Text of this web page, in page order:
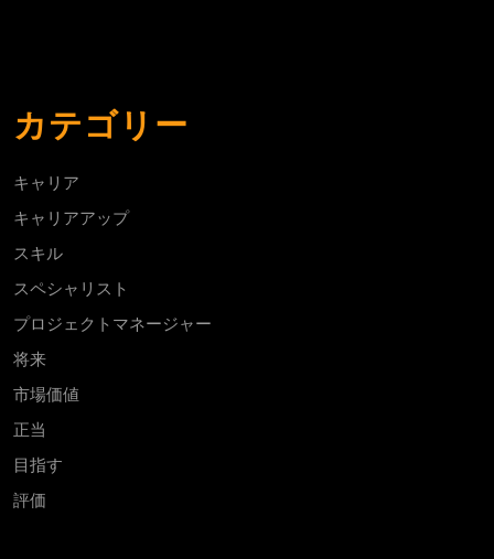
カテゴリー
キャリア
キャリアアップ
スキル
スペシャリスト
プロジェクトマネージャー
将来
市場価値
正当
目指す
評価